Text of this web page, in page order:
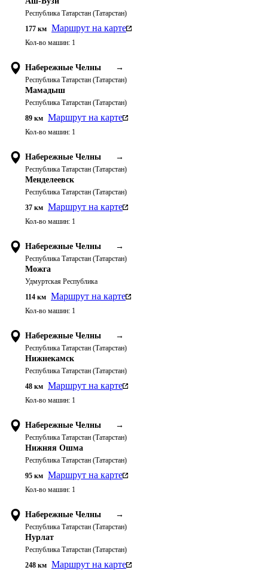
Республика Татарстан (Татарстан)
177 км Маршрут на карте
Кол-во машин: 1
Набережные Челны →
Республика Татарстан (Татарстан)
Мамадыш
Республика Татарстан (Татарстан)
89 км Маршрут на карте
Кол-во машин: 1
Набережные Челны →
Республика Татарстан (Татарстан)
Менделеевск
Республика Татарстан (Татарстан)
37 км Маршрут на карте
Кол-во машин: 1
Набережные Челны →
Республика Татарстан (Татарстан)
Можга
Удмуртская Республика
114 км Маршрут на карте
Кол-во машин: 1
Набережные Челны →
Республика Татарстан (Татарстан)
Нижнекамск
Республика Татарстан (Татарстан)
48 км Маршрут на карте
Кол-во машин: 1
Набережные Челны →
Республика Татарстан (Татарстан)
Нижняя Ошма
Республика Татарстан (Татарстан)
95 км Маршрут на карте
Кол-во машин: 1
Набережные Челны →
Республика Татарстан (Татарстан)
Нурлат
Республика Татарстан (Татарстан)
248 км Маршрут на карте